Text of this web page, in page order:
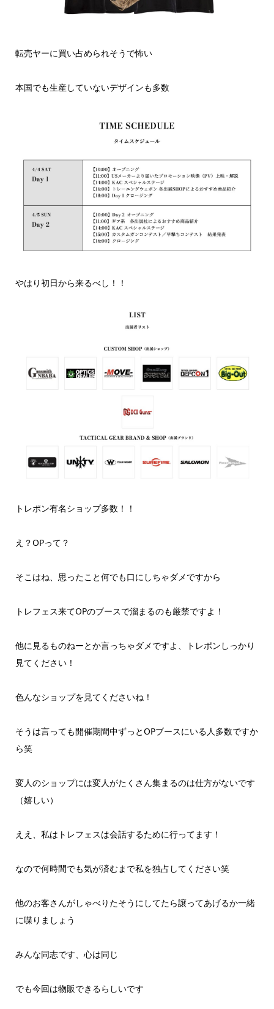
転売ヤーに買い占められそうで怖い
本国でも生産していないデザインも多数
やはり初日から来るべし！！
トレポン有名ショップ多数！！
え？OPって？
そこはね、思ったこと何でも口にしちゃダメですから
トレフェス来てOPのブースで溜まるのも厳禁ですよ！
他に見るものねーとか言っちゃダメですよ、トレポンしっかり
見てください！
色んなショップを見てくださいね！
そうは言っても開催期間中ずっとOPブースにいる人多数ですか
ら笑
変人のショップには変人がたくさん集まるのは仕方がないです
（嬉しい）
ええ、私はトレフェスは会話するために行ってます！
なので何時間でも気が済むまで私を独占してください笑
他のお客さんがしゃべりたそうにしてたら譲ってあげるか一緒
に喋りましょう
みんな同志です、心は同じ
でも今回は物販できるらしいです